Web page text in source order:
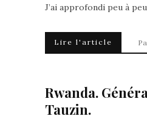
J’ai approfondi peu à
Lire l'article
Rwanda.
Tauzin.